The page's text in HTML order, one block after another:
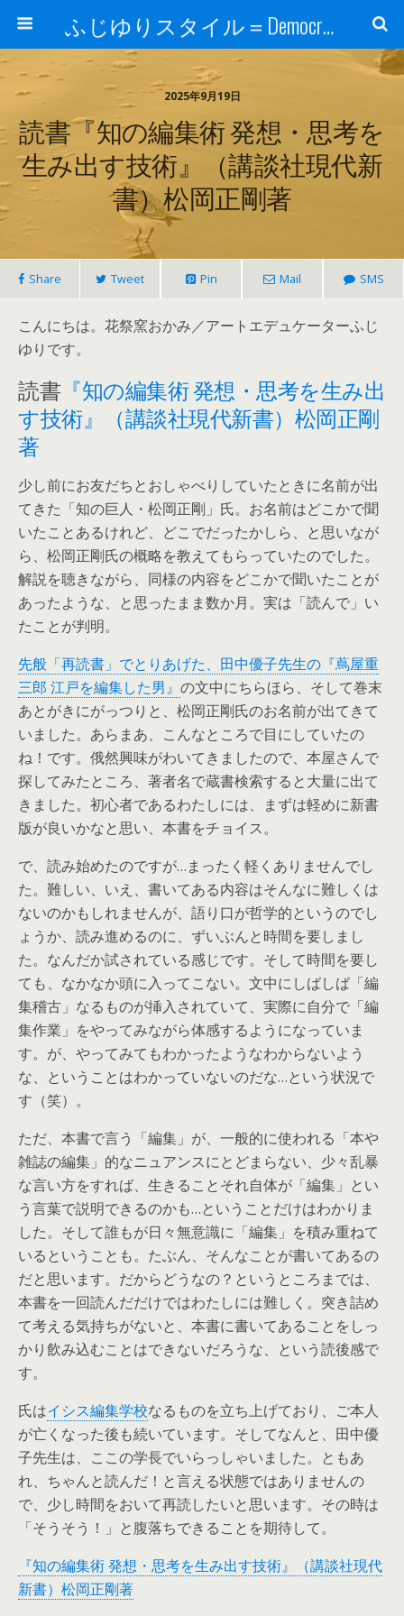
ふじゆりスタイル＝Democratic Luxury ＠花祭窯＝＝
2025年9月19日
読書『知の編集術 発想・思考を
生み出す技術』（講談社現代新
書）松岡正剛著
Share Tweet Pin Mail SMS
こんにちは。花祭窯おかみ／アートエデュケーターふじ
ゆりです。
読書 『知の編集術 発想・思考を生み出
す技術』（講談社現代新書）松岡正剛
著
少し前にお友だちとおしゃべりしていたときに名前が出
てきた「知の巨人・松岡正剛」氏。お名前はどこかで聞
いたことあるけれど、どこでだったかしら、と思いなが
ら、松岡正剛氏の概略を教えてもらっていたのでした。
解説を聴きながら、同様の内容をどこかで聞いたことが
あったような、と思ったまま数か月。実は「読んで」い
たことが判明。
先般「再読書」でとりあげた、田中優子先生の『蔦屋重
三郎 江戸を編集した男』 の文中にちらほら、そして巻末
あとがきにがっつりと、松岡正剛氏のお名前が出てきて
いました。あらまあ、こんなところで目にしていたの
ね！です。俄然興味がわいてきましたので、本屋さんで
探してみたところ、著者名で蔵書検索すると大量に出て
きました。初心者であるわたしには、まずは軽めに新書
版が良いかなと思い、本書をチョイス。
で、読み始めたのですが…まったく軽くありませんでし
た。難しい、いえ、書いてある内容はそんなに難しくは
ないのかもしれませんが、語り口が哲学的というのでし
ょうか、読み進めるのに、ずいぶんと時間を要しまし
た。なんだか試されている感じです。そして時間を要し
ても、なかなか頭に入ってこない。文中にしばしば「編
集稽古」なるものが挿入されていて、実際に自分で「編
集作業」をやってみながら体感するようになっていま
す。が、やってみてもわかったようなわからないよう
な、ということはわかっていないのだな…という状況で
す（笑）。
ただ、本書で言う「編集」が、一般的に使われる「本や
雑誌の編集」的なニュアンスにとどまらない、少々乱暴
な言い方をすれば、生きることそれ自体が「編集」とい
う言葉で説明できるのかも…ということだけはわかりま
した。そして誰もが日々無意識に「編集」を積み重ねて
いるということも。たぶん、そんなことが書いてあるの
だと思います。だからどうなの？というところまでは、
本書を一回読んだだけではわたしには難しく。突き詰め
て考える気持ちがないと、本書に書いてあることをしっ
かり飲み込むことはできないだろうな、という読後感で
す。
氏はイシス編集学校なるものを立ち上げており、ご本人
が亡くなった後も続いています。そしてなんと、田中優
子先生は、ここの学長でいらっしゃいました。ともあ
れ、ちゃんと読んだ！と言える状態ではありませんの
で、少し時間をおいて再読したいと思います。その時は
「そうそう！」と腹落ちできることを期待して。
『知の編集術 発想・思考を生み出す技術』（講談社現代
新書）松岡正剛著